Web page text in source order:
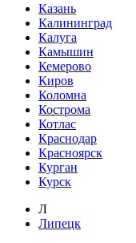
Казань
Калининград
Калуга
Камышин
Кемерово
Киров
Коломна
Кострома
Котлас
Краснодар
Красноярск
Курган
Курск
Л
Липецк